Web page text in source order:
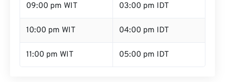
09:00 pm WIT 03:00 pm IDT
10:00 pm WIT 04:00 pm IDT
11:00 pm WIT 05:00 pm IDT